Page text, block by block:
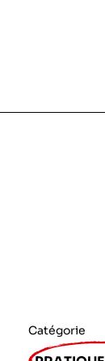
Catégorie